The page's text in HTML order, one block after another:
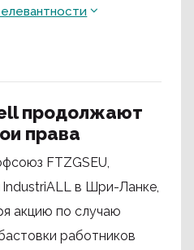
продолжают
права
FTZGSEU,
IndustriALL в Шри-Ланке,
акцию по случаю
работников